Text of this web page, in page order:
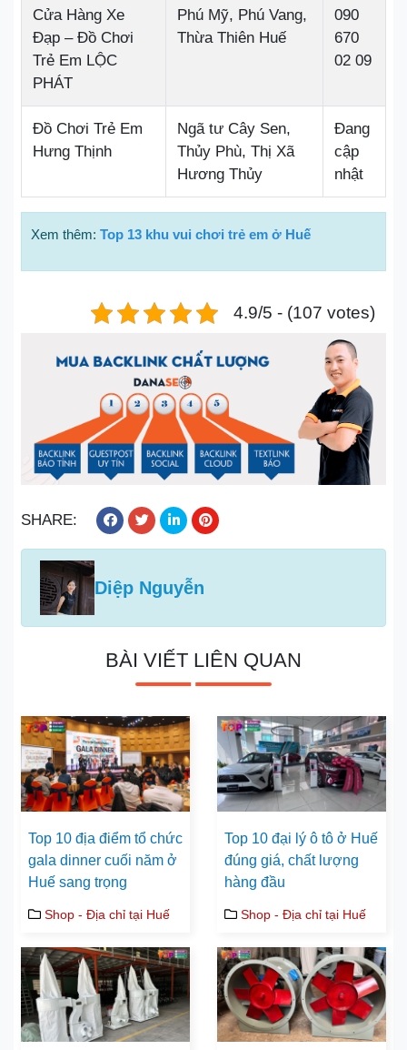
Cửa Hàng Xe
Đạp – Đồ Chơi
Trẻ Em LỘC
PHÁT
Phú Mỹ, Phú Vang,
Thừa Thiên Huế
090
670
02 09
Đồ Chơi Trẻ Em
Hưng Thịnh
Ngã tư Cây Sen,
Thủy Phù, Thị Xã
Hương Thủy
Đang
cập
nhật
Xem thêm: Top 13 khu vui chơi trẻ em ở Huế
4.9/5 - (107 votes)
SHARE:
Diệp Nguyễn
BÀI VIẾT LIÊN QUAN
Top 10 địa điểm tổ chức
gala dinner cuối năm ở
Huế sang trọng
Shop - Địa chỉ tại Huế
Top 10 đại lý ô tô ở Huế
đúng giá, chất lượng
hàng đầu
Shop - Địa chỉ tại Huế